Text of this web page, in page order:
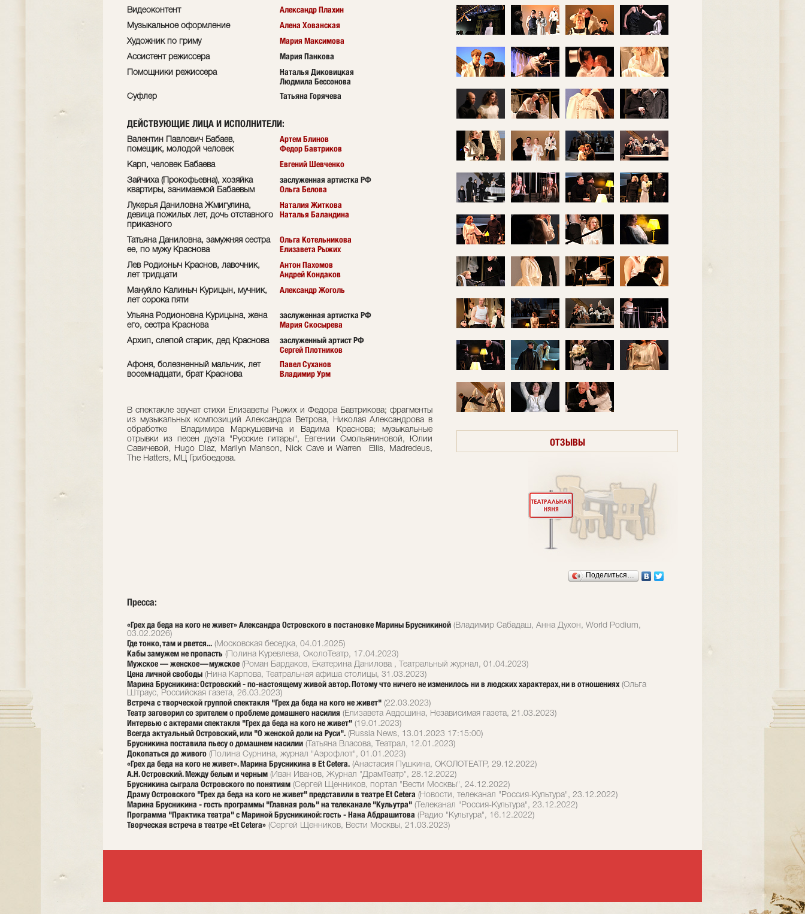
ОТЗЫВЫ
Поделиться…
Видеоконтент Александр Плахин
Музыкальное оформление Алена Хованская
Художник по гриму Мария Максимова
Ассистент режиссера Мария Панкова
Помощники режиссера
Наталья Диковицкая
Людмила Бессонова
Суфлер Татьяна Горячева
ДЕЙСТВУЮЩИЕ ЛИЦА И ИСПОЛНИТЕЛИ:
Валентин Павлович Бабаев,
помещик, молодой человек
Артем Блинов
Федор Бавтриков
Карп, человек Бабаева Евгений Шевченко
Зайчиха (Прокофьевна), хозяйка
квартиры, занимаемой Бабаевым
заслуженная артистка РФ
Ольга Белова
Лукерья Даниловна Жмигулина,
девица пожилых лет, дочь отставного
приказного
Наталия Житкова
Наталья Баландина
Татьяна Даниловна, замужняя сестра
ее, по мужу Краснова
Ольга Котельникова
Елизавета Рыжих
Лев Родионыч Краснов, лавочник,
лет тридцати
Антон Пахомов
Андрей Кондаков
Мануйло Калиныч Курицын, мучник,
лет сорока пяти
Александр Жоголь
Ульяна Родионовна Курицына, жена
его, сестра Краснова
заслуженная артистка РФ
Мария Скосырева
Архип, слепой старик, дед Краснова
заслуженный артист РФ
Сергей Плотников
Афоня, болезненный мальчик, лет
восемнадцати, брат Краснова
Павел Суханов
Владимир Урм
В спектакле звучат стихи Елизаветы Рыжих и Федора Бавтрикова; фрагменты
из музыкальных композиций Александра Ветрова, Николая Александрова в
обработке Владимира Маркушевича и Вадима Краснова; музыкальные
отрывки из песен дуэта "Русские гитары", Евгении Смольяниновой, Юлии
Савичевой, Hugo Diaz, Marilyn Manson, Nick Cave и Warren Ellis, Madredeus,
The Hatters, МЦ Грибоедова.
Пресса:
«Грех да беда на кого не живет» Александра Островского в постановке Марины Брусникиной (Владимир Сабадаш, Анна Духон, World Podium,
03.02.2026)
Где тонко, там и рвется... (Московская беседка, 04.01.2025)
Кабы замужем не пропасть (Полина Куревлева, ОколоТеатр, 17.04.2023)
Мужское — женское — мужское (Роман Бардаков, Екатерина Данилова , Театральный журнал, 01.04.2023)
Цена личной свободы (Нина Карпова, Театральная афиша столицы, 31.03.2023)
Марина Брусникина: Островский - по-настоящему живой автор. Потому что ничего не изменилось ни в людских характерах, ни в отношениях(Ольга
Штраус, Российская газета, 26.03.2023)
Встреча с творческой группой спектакля "Грех да беда на кого не живет" (22.03.2023)
Театр заговорил со зрителем о проблеме домашнего насилия (Елизавета Авдошина, Независимая газета, 21.03.2023)
Интервью с актерами спектакля "Грех да беда на кого не живет" (19.01.2023)
Всегда актуальный Островский, или "О женской доли на Руси". (Russia News, 13.01.2023 17:15:00)
Брусникина поставила пьесу о домашнем насилии (Татьяна Власова, Театрал, 12.01.2023)
Докопаться до живого (Полина Сурнина, журнал "Аэрофлот", 01.01.2023)
«Грех да беда на кого не живет». Марина Брусникина в Et Cetera. (Анастасия Пушкина, ОКОЛОТЕАТР, 29.12.2022)
А.Н. Островский. Между белым и черным (Иван Иванов, Журнал "ДрамТеатр", 28.12.2022)
Брусникина сыграла Островского по понятиям (Сергей Щенников, портал "Вести Москвы", 24.12.2022)
Драму Островского "Грех да беда на кого не живет" представили в театре Et Cetera (Новости, телеканал "Россия-Культура", 23.12.2022)
Марина Брусникина - гость программы "Главная роль" на телеканале "Кульутра" (Телеканал "Россия-Культура", 23.12.2022)
Программа "Практика театра" с Мариной Брусникиной: гость - Нана Абдрашитова (Радио "Культура", 16.12.2022)
Творческая встреча в театре «Et Cetera» (Сергей Щенников, Вести Москвы, 21.03.2023)